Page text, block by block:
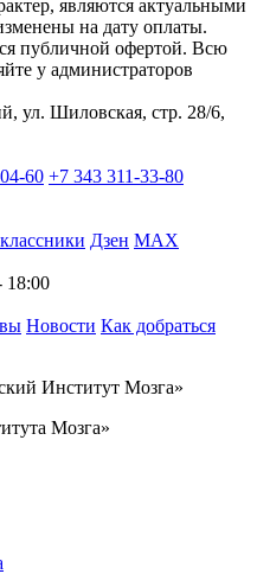
являются актуальными
на дату оплаты.
публичной офертой. Всю
у администраторов
ул. Шиловская, стр. 28/6,
60 +7 343 311-33-80
Дзен МАХ
18:00
Новости Как добраться
Институт Мозга»
Мозга»